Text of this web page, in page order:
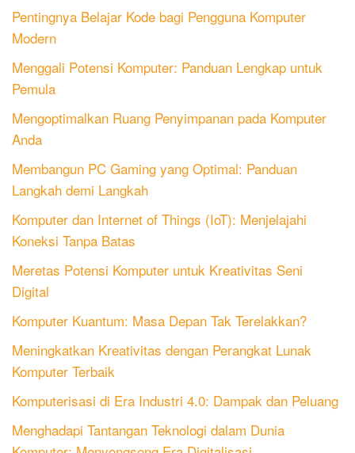
Pentingnya Belajar Kode bagi Pengguna Komputer
Modern
Menggali Potensi Komputer: Panduan Lengkap untuk
Pemula
Mengoptimalkan Ruang Penyimpanan pada Komputer
Anda
Membangun PC Gaming yang Optimal: Panduan
Langkah demi Langkah
Komputer dan Internet of Things (IoT): Menjelajahi
Koneksi Tanpa Batas
Meretas Potensi Komputer untuk Kreativitas Seni
Digital
Komputer Kuantum: Masa Depan Tak Terelakkan?
Meningkatkan Kreativitas dengan Perangkat Lunak
Komputer Terbaik
Komputerisasi di Era Industri 4.0: Dampak dan Peluang
Menghadapi Tantangan Teknologi dalam Dunia